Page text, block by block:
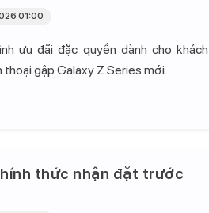
ưu đãi đặc quyền dành cho khách
gập Galaxy Z Series mới.
01:00
thức nhận đặt trước